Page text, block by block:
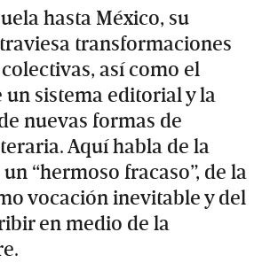
hasta México, su
transformaciones
así como el
sistema editorial y la
nuevas formas de
Aquí habla de la
“hermoso fracaso”, de la
vocación inevitable y del
en medio de la